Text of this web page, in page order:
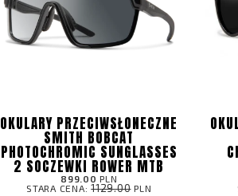
OKULARY PRZECIWSŁONECZNE
SMITH BOBCAT
PHOTOCHROMIC SUNGLASSES
2 SOCZEWKI ROWER MTB
899.00 PLN
STARA CENA:1129.00PLN